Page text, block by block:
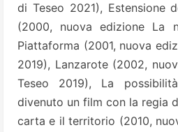
di Teseo 2021), Estensione
(2000, nuova edizione La
Piattaforma (2001, nuova
2019), Lanzarote (2002,
Teseo 2019), La
divenuto un film con la regia
carta e il territorio (2010,